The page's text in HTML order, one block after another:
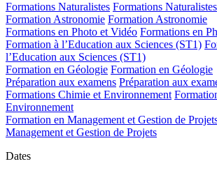
Formations Naturalistes Formations Naturalistes
Formation Astronomie Formation Astronomie
Formations en Photo et Vidéo Formations en
Formation à l’Education aux Sciences (ST1)
l’Education aux Sciences (ST1)
Formation en Géologie Formation en Géologie
Préparation aux examens Préparation aux
Formations Chimie et Environnement
Environnement
Formation en Management et Gestion de
Management et Gestion de Projets
Dates